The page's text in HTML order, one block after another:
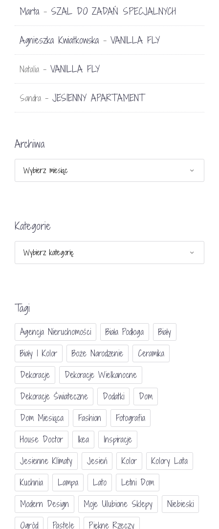
Marta - SZAL DO ZADAŃ SPECJALNYCH
Agnieszka Kwiatkowska - VANILLA FLY
Natalia - VANILLA FLY
Sandra - JESIENNY APARTAMENT
Archiwa
Kategorie
Tagi
Agencja Nieruchomości Biała Podłoga
Biały
Biały I Kolor
Boże Narodzenie
Ceramika
Dekoracje
Dekoracje Wielkanocne
Dekoracje Świateczne
Dodatki
Dom
Dom Miesiąca
Fashion
Fotografia
House Doctor
Ikea
Inspiracje
Jesienne Klimaty
Jesień Kolor
Kolory Lata
Kuchnia
Lampa Lato
Letni Dom
Modern Design
Moje Ulubione Sklepy
Niebieski
Ogród
Pastele
Piękne Rzeczy